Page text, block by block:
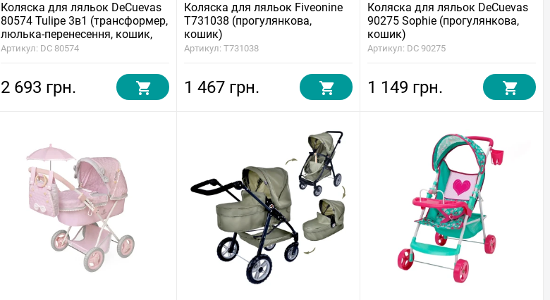
Коляска для ляльок DeCuevas
80574 Tulipe 3в1 (трансформер,
люлька-перенесення, кошик,
сумка)
Артикул: DC 80574
2 693 грн.
Коляска для ляльок Fiveonine
T731038 (прогулянкова,
кошик)
Артикул: T731038
1 467 грн.
Коляска для ляльок DeCuevas
90275 Sophie (прогулянкова,
кошик)
Артикул: DC 90275
1 149 грн.